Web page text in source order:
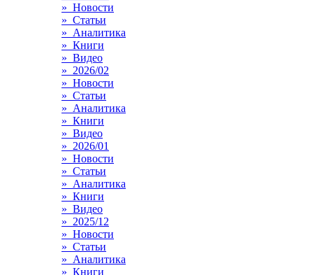
» Новости
» Статьи
» Аналитика
» Книги
» Видео
» 2026/02
» Новости
» Статьи
» Аналитика
» Книги
» Видео
» 2026/01
» Новости
» Статьи
» Аналитика
» Книги
» Видео
» 2025/12
» Новости
» Статьи
» Аналитика
» Книги